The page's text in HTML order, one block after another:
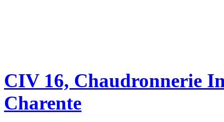
CIV 16, Chaudronnerie
Charente